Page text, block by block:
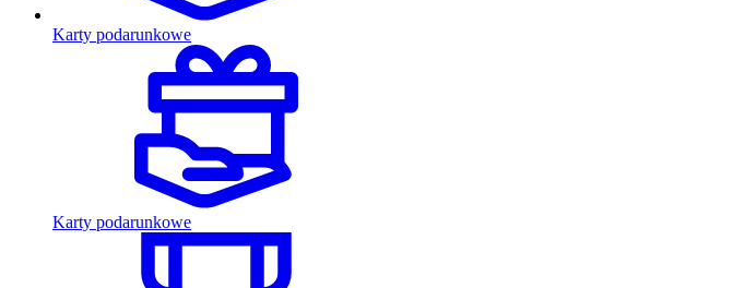
Karty podarunkowe
Karty podarunkowe